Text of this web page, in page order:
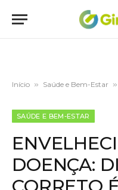
Início » Saúde e Bem-Estar »
SAÚDE E BEM-ESTAR
DOENÇA: